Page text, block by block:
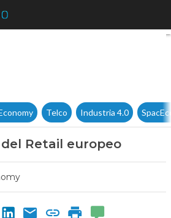
Rinaldi a capo del Retail
Telco Industria 4.0
Retail europeo